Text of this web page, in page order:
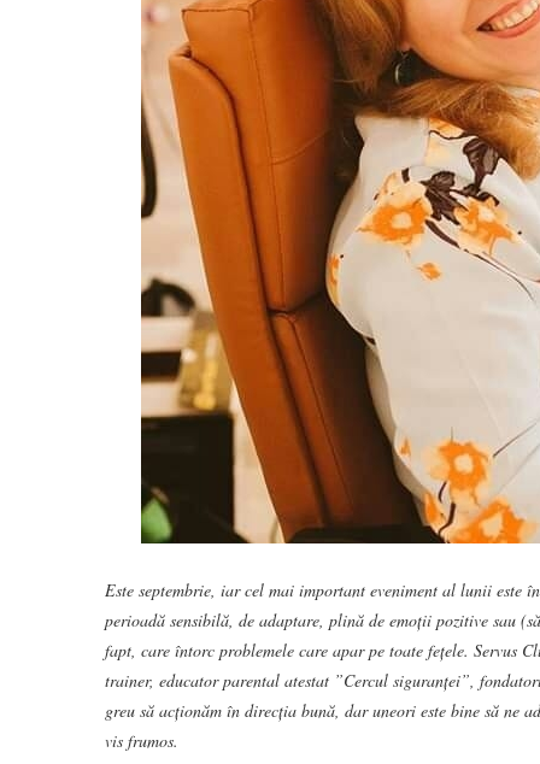
Este septembrie, iar cel mai important eveniment al lunii este
perioadă sensibilă, de adaptare, plină de emoții pozitive sau (
fapt, care întorc problemele care apar pe toate fețele. Servus
trainer, educator parental atestat ”Cercul siguranței”,
greu să acționăm în direcția bună, dar uneori este bine să ne
vis frumos.